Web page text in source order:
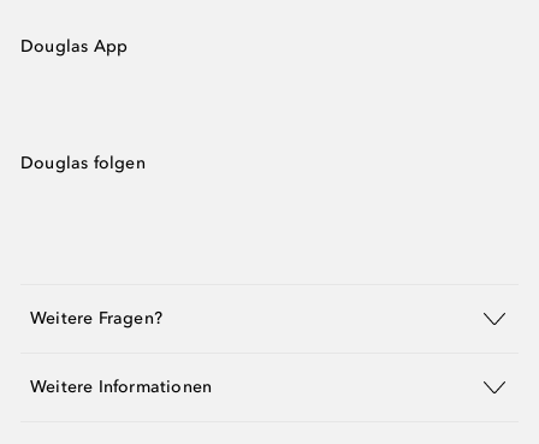
Douglas App
Douglas folgen
Weitere Fragen?
Weitere Informationen